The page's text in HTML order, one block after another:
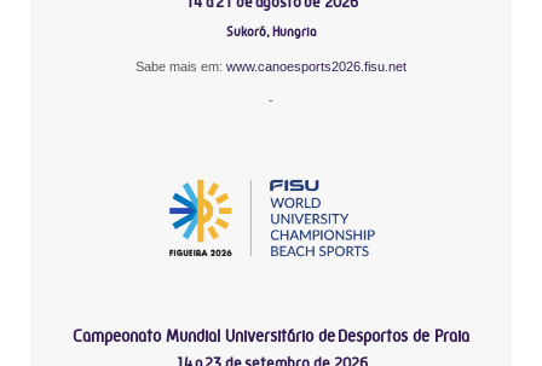
Sukoró, Hungria
Sabe mais em: www.canoesports2026.fisu.net
-
Campeonato Mundial Universitário de Desportos de Praia